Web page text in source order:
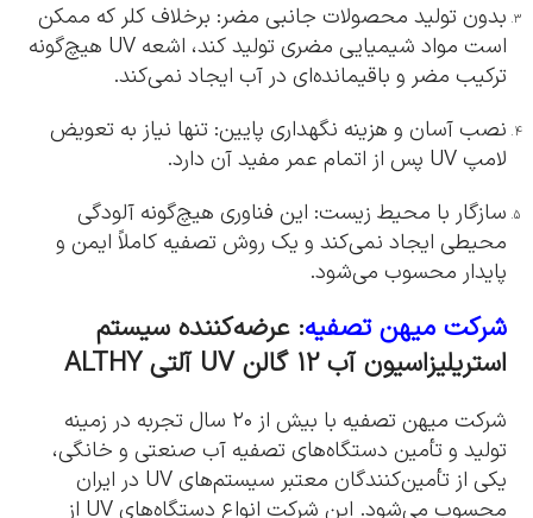
بدون تولید محصولات جانبی مضر: برخلاف کلر که ممکن
است مواد شیمیایی مضری تولید کند، اشعه UV هیچ‌گونه
ترکیب مضر و باقیمانده‌ای در آب ایجاد نمی‌کند.
نصب آسان و هزینه نگهداری پایین: تنها نیاز به تعویض
لامپ UV پس از اتمام عمر مفید آن دارد.
سازگار با محیط زیست: این فناوری هیچ‌گونه آلودگی
محیطی ایجاد نمی‌کند و یک روش تصفیه کاملاً ایمن و
پایدار محسوب می‌شود.
شرکت میهن تصفیه: عرضه‌کننده سیستم
استریلیزاسیون آب 12 گالن UV آلتی ALTHY
شرکت میهن تصفیه با بیش از ۲۰ سال تجربه در زمینه
تولید و تأمین دستگاه‌های تصفیه آب صنعتی و خانگی،
یکی از تأمین‌کنندگان معتبر سیستم‌های UV در ایران
محسوب می‌شود. این شرکت انواع دستگاه‌های UV از